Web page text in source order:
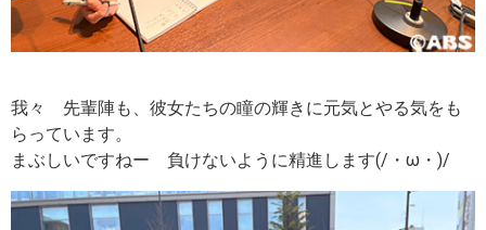
我々 先輩陣も、彼女たちの瞳の輝きに元気とやる気をも
らっています。
まぶしいですねー 負けないように精進します(/・ω・)/